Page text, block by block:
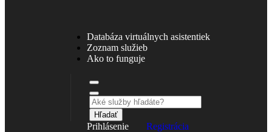
Databáza virtuálnych asistentiek
Zoznam služieb
Ako to funguje
Hľadať
Prihlásenie Registrácia